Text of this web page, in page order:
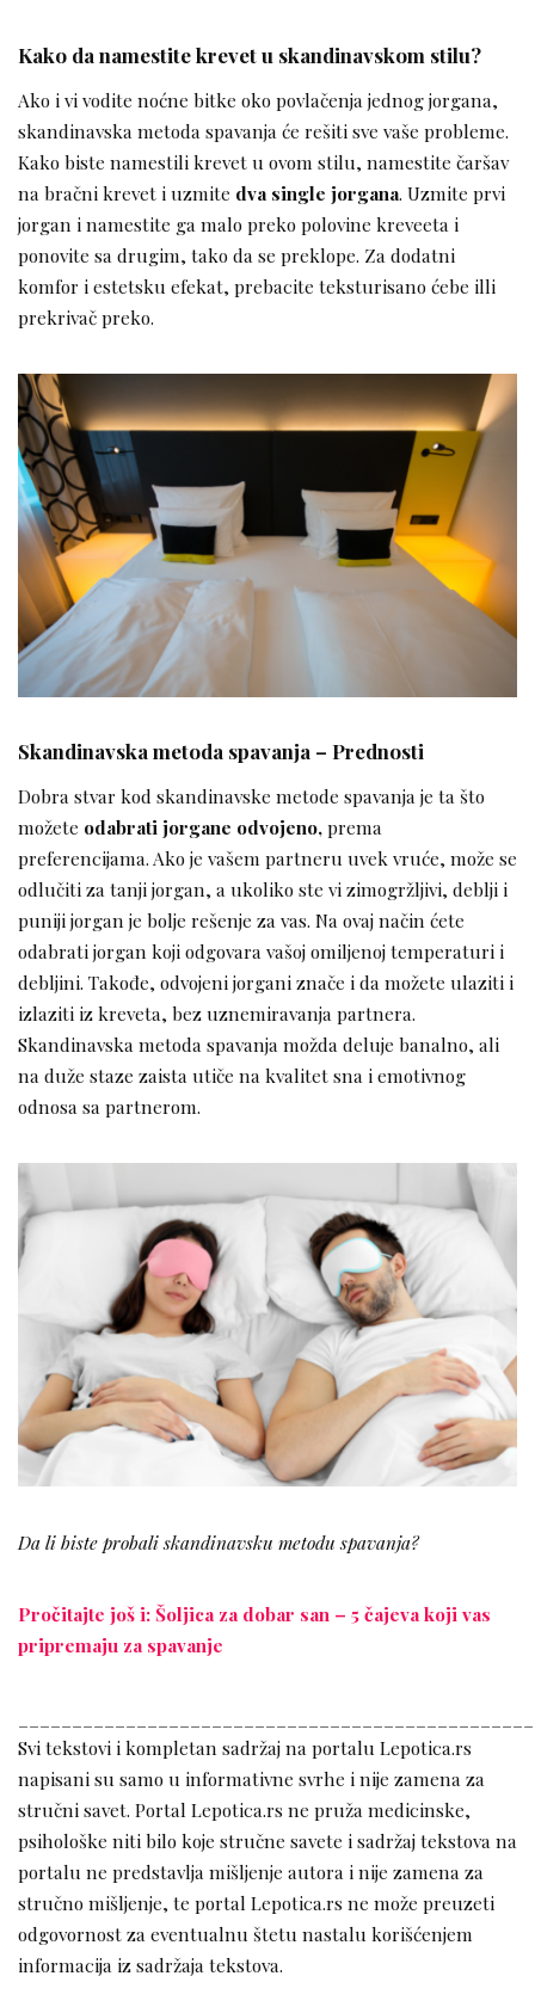
Kako da namestite krevet u skandinavskom stilu?
Ako i vi vodite noćne bitke oko povlačenja jednog jorgana,
skandinavska metoda spavanja će rešiti sve vaše probleme.
Kako biste namestili krevet u ovom stilu, namestite čaršav
na bračni krevet i uzmite dva single jorgana. Uzmite prvi
jorgan i namestite ga malo preko polovine kreveeta i
ponovite sa drugim, tako da se preklope. Za dodatni
komfor i estetsku efekat, prebacite teksturisano ćebe illi
prekrivač preko.
Skandinavska metoda spavanja – Prednosti
Dobra stvar kod skandinavske metode spavanja je ta što
možete odabrati jorgane odvojeno,prema
preferencijama. Ako je vašem partneru uvek vruće, može se
odlučiti za tanji jorgan, a ukoliko ste vi zimogržljivi, deblji i
puniji jorgan je bolje rešenje za vas. Na ovaj način ćete
odabrati jorgan koji odgovara vašoj omiljenoj temperaturi i
debljini. Takođe, odvojeni jorgani znače i da možete ulaziti i
izlaziti iz kreveta, bez uznemiravanja partnera.
Skandinavska metoda spavanja možda deluje banalno, ali
na duže staze zaista utiče na kvalitet sna i emotivnog
odnosa sa partnerom.
Da li biste probali skandinavsku metodu spavanja?
Pročitajte još i: Šoljica za dobar san – 5 čajeva koji vas
pripremaju za spavanje
Svi tekstovi i kompletan sadržaj na portalu Lepotica.rs
napisani su samo u informativne svrhe i nije zamena za
stručni savet. Portal Lepotica.rs ne pruža medicinske,
psihološke niti bilo koje stručne savete i sadržaj tekstova na
portalu ne predstavlja mišljenje autora i nije zamena za
stručno mišljenje, te portal Lepotica.rs ne može preuzeti
odgovornost za eventualnu štetu nastalu korišćenjem
informacija iz sadržaja tekstova.